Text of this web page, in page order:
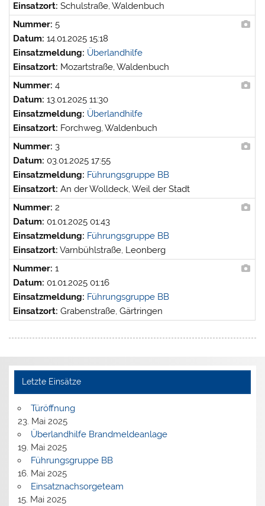
Einsatzort: Schulstraße, Waldenbuch
Nummer: 5
Datum: 14.01.2025 15:18
Einsatzmeldung: Überlandhilfe
Einsatzort: Mozartstraße, Waldenbuch
Nummer: 4
Datum: 13.01.2025 11:30
Einsatzmeldung: Überlandhilfe
Einsatzort: Forchweg, Waldenbuch
Nummer: 3
Datum: 03.01.2025 17:55
Einsatzmeldung: Führungsgruppe BB
Einsatzort: An der Wolldeck, Weil der Stadt
Nummer: 2
Datum: 01.01.2025 01:43
Einsatzmeldung: Führungsgruppe BB
Einsatzort: Varnbühlstraße, Leonberg
Nummer: 1
Datum: 01.01.2025 01:16
Einsatzmeldung: Führungsgruppe BB
Einsatzort: Grabenstraße, Gärtringen
Letzte Einsätze
Türöffnung
23. Mai 2025
Überlandhilfe Brandmeldeanlage
19. Mai 2025
Führungsgruppe BB
16. Mai 2025
Einsatznachsorgeteam
15. Mai 2025